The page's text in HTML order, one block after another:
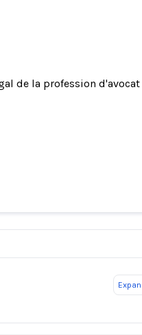
de la profession d'avocat
de la profession